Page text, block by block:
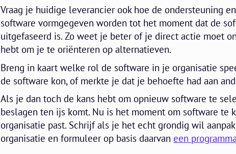
Vraag je huidige leverancier ook hoe de ondersteuning
software vormgegeven worden tot het moment dat de
uitgefaseerd is. Zo weet je beter of je direct actie moet
hebt om je te oriënteren op alternatieven.
Breng in kaart welke rol de software in je organisatie
de software kon, of merkte je dat je behoefte had aan
Als je dan toch de kans hebt om opnieuw software te
beslagen ten ijs komt. Nu is het moment om software te
organisatie past. Schrijf als je het echt grondig wil
organisatie en formuleer op basis daarvan een